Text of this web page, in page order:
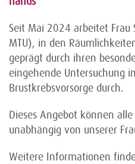
Seit Mai 2024 arbeitet Frau
MTU), in den
geprägt durch ihren
eingehende Untersuchung
Brustkrebsvorsorge durch.
Dieses Angebot können
unabhängig von unserer
Weitere Informationen